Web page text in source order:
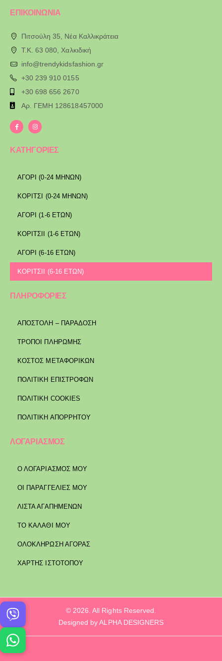
ΕΠΙΚΟΙΝΩΝΙΑ
Πιτσούλη 35, Νέα Καλλικράτεια
T.K. 63 080, Χαλκιδική
info@trendykidsfashion.gr
+30 239 910 0155
+30 698 656 2670
Αρ. ΓΕΜΗ 128618457000
ΚΑΤΗΓΟΡΙΕΣ
ΑΓΟΡΙ (0-24 ΜΗΝΩΝ)
ΚΟΡΙΤΣΙ (0-24 ΜΗΝΩΝ)
ΑΓΟΡΙ (1-6 ΕΤΩΝ)
ΚΟΡΙΤΣΙΙ (1-6 ΕΤΩΝ)
ΑΓΟΡΙ (6-16 ΕΤΩΝ)
ΚΟΡΙΤΣΙΙ (6-16 ΕΤΩΝ)
ΠΛΗΡΟΦΟΡΙΕΣ
ΑΠΟΣΤΟΛΉ – ΠΑΡΆΔΟΣΗ
ΤΡΌΠΟΙ ΠΛΗΡΩΜΉΣ
ΚΌΣΤΟΣ ΜΕΤΑΦΟΡΙΚΏΝ
ΠΟΛΙΤΙΚΉ ΕΠΙΣΤΡΟΦΏΝ
ΠΟΛΙΤΙΚΉ COOKIES
ΠΟΛΙΤΙΚΉ ΑΠΟΡΡΉΤΟΥ
ΛΟΓΑΡΙΑΣΜΟΣ
Ο ΛΟΓΑΡΙΑΣΜΟΣ ΜΟΥ
ΟΙ ΠΑΡΑΓΓΕΛΙΕΣ ΜΟΥ
ΛΙΣΤΑ ΑΓΑΠΗΜΕΝΩΝ
ΤΟ ΚΑΛΑΘΙ ΜΟΥ
ΟΛΟΚΛΗΡΩΣΗ ΑΓΟΡΑΣ
ΧΑΡΤΗΣ ΙΣΤΟΤΟΠΟΥ
© 2026. All Rights Reserved.
Designed by ALPHA DESIGNERS